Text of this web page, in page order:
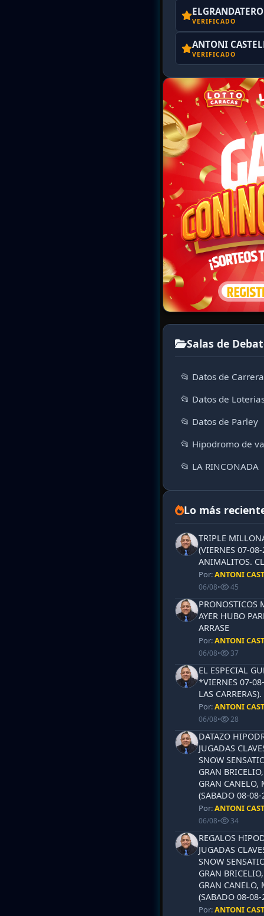
VERIFICADO
ANTONI
VERIFICADO
Salas de
📂 Datos de
📂 Datos de
📂 Datos de Parley
📂 Hipodromo de
📂 LA RINCONADA
Lo más
TRIPLE
(VIERNES 07-
ANIMALITOS.
Por:ANTONI
06/08• 45
PRONOSTICOS
AYER HUBO
ARRASE
Por:ANTONI
06/08• 37
EL ESPECIAL
*VIERNES 07-
LAS
Por:ANTONI
06/08• 28
DATAZO
JUGADAS
SNOW
GRAN
GRAN CANELO,
(SABADO 08-
Por:ANTONI
06/08• 34
REGALOS
JUGADAS
SNOW
GRAN
GRAN CANELO,
(SABADO 08-
Por:ANTONI